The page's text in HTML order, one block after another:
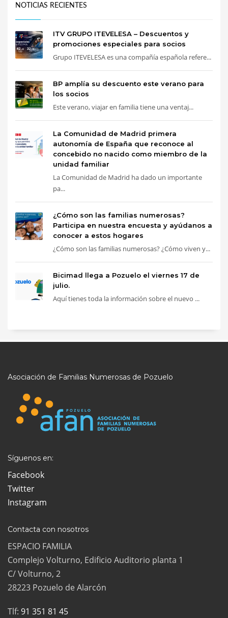
NOTICIAS RECIENTES
ITV GRUPO ITEVELESA – Descuentos y
promociones especiales para socios
Grupo ITEVELESA es una compañía española refere...
BP amplía su descuento este verano para
los socios
Este verano, viajar en familia tiene una ventaj...
La Comunidad de Madrid primera
autonomía de España que reconoce al
concebido no nacido como miembro de la
unidad familiar
La Comunidad de Madrid ha dado un importante
pa...
¿Cómo son las familias numerosas?
Participa en nuestra encuesta y ayúdanos a
conocer a estos hogares
¿Cómo son las familias numerosas? ¿Cómo viven y...
Bicimad llega a Pozuelo el viernes 17 de
julio.
Aquí tienes toda la información sobre el nuevo ...
Asociación de Familias Numerosas de Pozuelo
Síguenos en:
Facebook
Twitter
Instagram
Contacta con nosotros
ESPACIO FAMILIA
Complejo Volturno, Edificio Auditorio planta 1
C/ Volturno, 2
28223 Pozuelo de Alarcón
Tlf: 91 351 81 45